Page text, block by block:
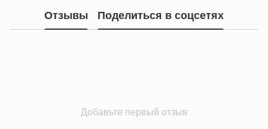
Отзывы Поделиться в соцсетях
Добавьте первый отзыв